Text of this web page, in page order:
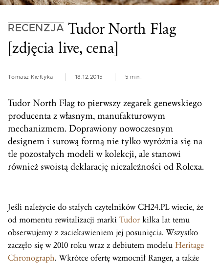
RECENZJA Tudor North Flag
[zdjęcia live, cena]
Tomasz Kiełtyka 18.12.2015 5 min.
Tudor North Flag to pierwszy zegarek genewskiego
producenta z własnym, manufakturowym
mechanizmem. Doprawiony nowoczesnym
designem i surową formą nie tylko wyróżnia się na
tle pozostałych modeli w kolekcji, ale stanowi
również swoistą deklarację niezależności od Rolexa.
Jeśli należycie do stałych czytelników CH24.PL wiecie, że
od momentu rewitalizacji marki Tudor kilka lat temu
obserwujemy z zaciekawieniem jej posunięcia. Wszystko
zaczęło się w 2010 roku wraz z debiutem modelu Heritage
Chronograph. Wkrótce ofertę wzmocnił Ranger, a także